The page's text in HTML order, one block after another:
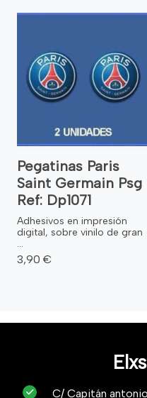
Pegatinas Paris
Saint Germain Psg
Ref: Dp1071
Adhesivos en impresión
digital, sobre vinilo de gran
...
3,90 €
C/ Capitán